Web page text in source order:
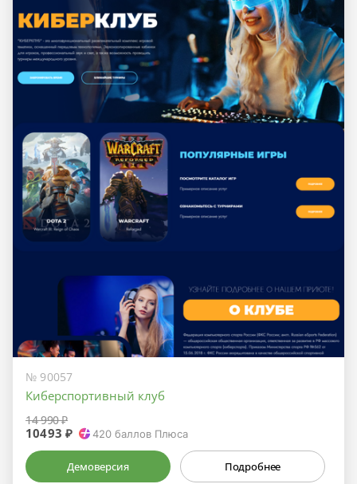
№ 90057
Киберспортивный клуб
14 990 ₽
10493 ₽ 420 баллов Плюса
Демоверсия Подробнее